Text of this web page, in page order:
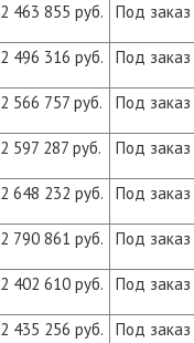
2 463 855 руб. Под заказ
2 496 316 руб. Под заказ
2 566 757 руб. Под заказ
2 597 287 руб. Под заказ
2 648 232 руб. Под заказ
2 790 861 руб. Под заказ
2 402 610 руб. Под заказ
2 435 256 руб. Под заказ